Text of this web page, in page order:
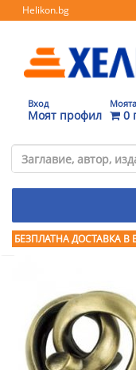
Helikon.bg
Вход
Моят профил 0
БЕЗПЛАТНА ДОСТАВКА В